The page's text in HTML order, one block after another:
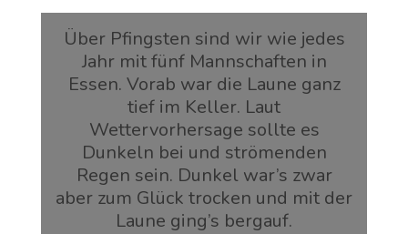
Über Pfingsten sind wir wie jedes
Jahr mit fünf Mannschaften in
Essen. Vorab war die Laune ganz
tief im Keller. Laut
Wettervorhersage sollte es
Dunkeln bei und strömenden
Regen sein. Dunkel war’s zwar
aber zum Glück trocken und mit der
Laune ging’s bergauf.